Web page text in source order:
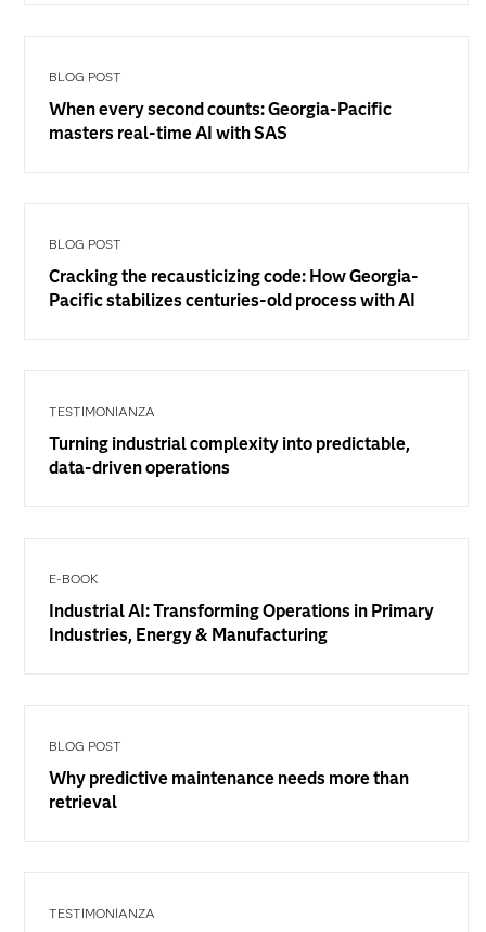
BLOG POST
When every second counts: Georgia-Pacific
masters real-time AI with SAS
BLOG POST
Cracking the recausticizing code: How Georgia-
Pacific stabilizes centuries-old process with AI
TESTIMONIANZA
Turning industrial complexity into predictable,
data-driven operations
E-BOOK
Industrial AI: Transforming Operations in Primary
Industries, Energy & Manufacturing
BLOG POST
Why predictive maintenance needs more than
retrieval
TESTIMONIANZA